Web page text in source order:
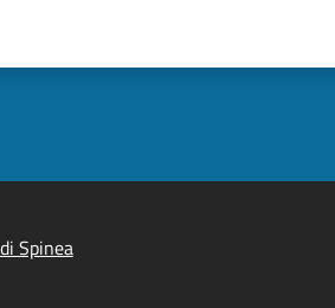
Spinea